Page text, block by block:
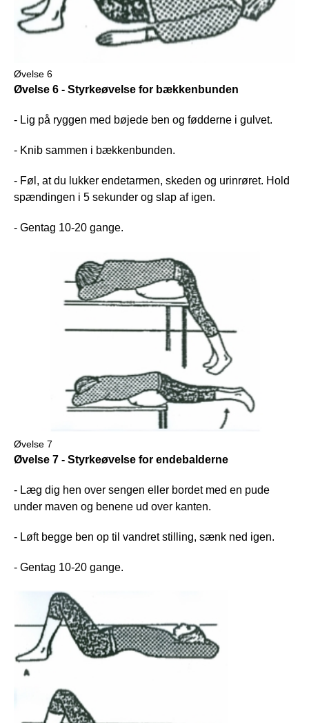
Øvelse 6
Øvelse 6 - Styrkeøvelse for bækkenbunden
- Lig på ryggen med bøjede ben og fødderne i gulvet.
- Knib sammen i bækkenbunden.
- Føl, at du lukker endetarmen, skeden og urinrøret. Hold
spændingen i 5 sekunder og slap af igen.
- Gentag 10-20 gange.
Øvelse 7
Øvelse 7 - Styrkeøvelse for endebalderne
- Læg dig hen over sengen eller bordet med en pude
under maven og benene ud over kanten.
- Løft begge ben op til vandret stilling, sænk ned igen.
- Gentag 10-20 gange.